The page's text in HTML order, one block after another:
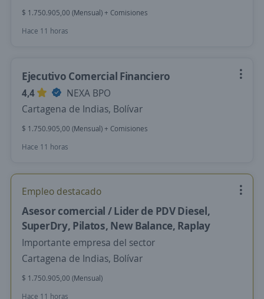
$ 1.750.905,00 (Mensual) + Comisiones
Hace 11 horas
Ejecutivo Comercial Financiero
4,4
NEXA BPO
Cartagena de Indias, Bolívar
$ 1.750.905,00 (Mensual) + Comisiones
Hace 11 horas
Empleo destacado
Asesor comercial / Lider de PDV Diesel,
SuperDry, Pilatos, New Balance, Raplay
Importante empresa del sector
Cartagena de Indias, Bolívar
$ 1.750.905,00 (Mensual)
Hace 11 horas